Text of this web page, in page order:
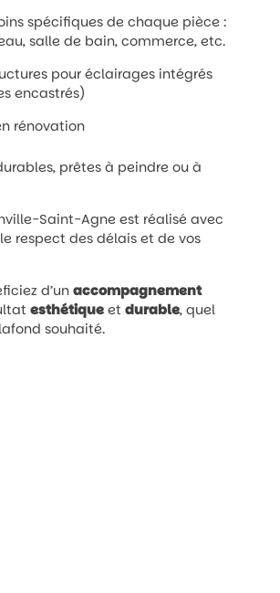
spécifiques de chaque pièce :
salle de bain, commerce, etc.
pour éclairages intégrés
encastrés)
rénovation
prêtes à peindre ou à
Saint-Agne est réalisé avec
respect des délais et de vos
d’un accompagnement
esthétiqueet durable, quel
souhaité.